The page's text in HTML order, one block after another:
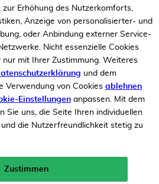
ab 49€!
zur Erhöhung des Nutzerkomforts,
Anzeige von personalisierter- und
oder Anbindung externer Service-
Nicht essenzielle Cookies
mit Ihrer Zustimmung. Weiteres
und dem
Verwendung von Cookies ablehnen
Einstellungen anpassen. Mit dem
Sie uns, die Seite Ihren individuellen
die Nutzerfreundlichkeit stetig zu
Zustimmen